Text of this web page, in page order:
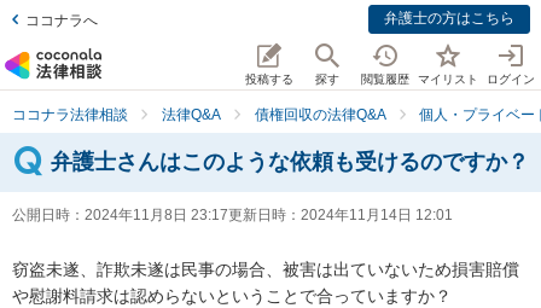
ココナラへ 弁護士の方はこちら
投稿する 探す 閲覧履歴 マイリスト ログイン
ココナラ法律相談 法律Q&A 債権回収の法律Q&A 個人・プライベー
弁護士さんはこのような依頼も受けるのですか？
公開日時： 2024年11月8日 23:17更新日時： 2024年11月14日 12:01
窃盗未遂、詐欺未遂は民事の場合、被害は出ていないため損害賠償
や慰謝料請求は認めらないということで合っていますか？